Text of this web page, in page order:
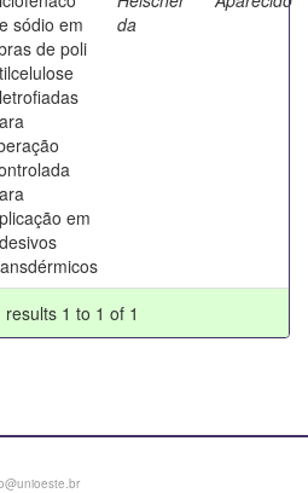
sódio em
de poli
em
da
results 1 to 1 of 1